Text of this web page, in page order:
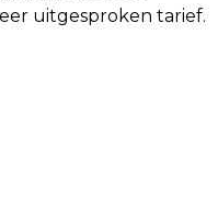
uitgesproken tarief.